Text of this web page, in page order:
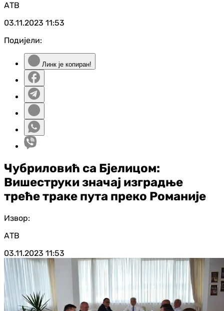
АТВ
03.11.2023 11:53
Подијели:
Линк је копиран!
Чубриловић са Бјелицом:
Вишеструки значај изградње
треће траке пута преко Романије
Извор:
АТВ
03.11.2023 11:53